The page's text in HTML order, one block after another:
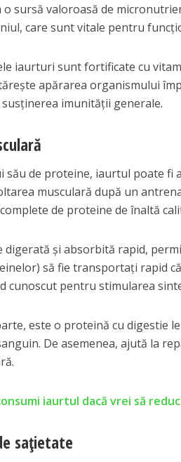
o sursă valoroasă de
care sunt vitale pentru
iaurturi sunt fortificate cu
apărarea organismului
imunității generale.
de proteine, iaurtul poate fi
musculară după un
de proteine de înaltă
digerată și absorbită rapid,
să fie transportați rapid
cunoscut pentru stimularea
este o proteină cu digestie
De asemenea, ajută la
iaurtul dacă vrei să
sațietate